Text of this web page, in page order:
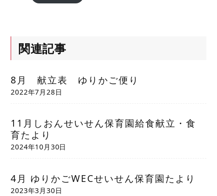
関連記事
8月 献立表 ゆりかご便り
2022年7月28日
11月しおんせいせん保育園給食献立・食
育たより
2024年10月30日
4月 ゆりかごWECせいせん保育園たより
2023年3月30日